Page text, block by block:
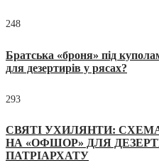
248
Братська «броня» під
для дезертирів у рясах?
293
СВЯТІ УХИЛЯНТИ:
НА «ОФШОР» ДЛЯ
ПАТРІАРХАТУ